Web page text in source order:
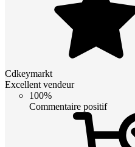
Cdkeymarkt
Excellent vendeur
100%
Commentaire positif